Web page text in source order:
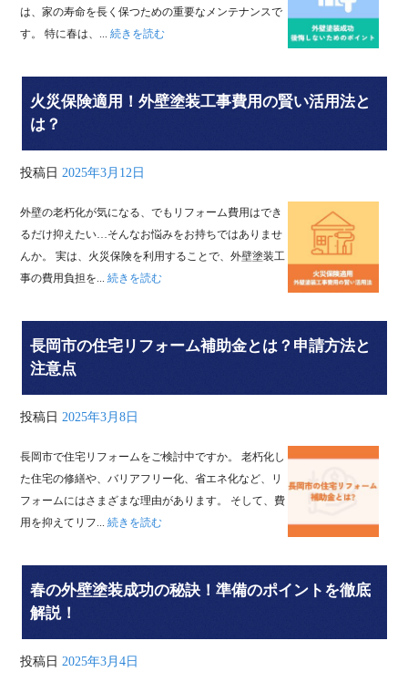
は、家の寿命を長く保つための重要なメンテナンスで
す。 特に春は、...続きを読む
火災保険適用！外壁塗装工事費用の賢い活用法と
は？
投稿日 2025年3月12日
外壁の老朽化が気になる、でもリフォーム費用はでき
るだけ抑えたい…そんなお悩みをお持ちではありませ
んか。 実は、火災保険を利用することで、外壁塗装工
事の費用負担を...続きを読む
長岡市の住宅リフォーム補助金とは？申請方法と
注意点
投稿日 2025年3月8日
長岡市で住宅リフォームをご検討中ですか。 老朽化し
た住宅の修繕や、バリアフリー化、省エネ化など、リ
フォームにはさまざまな理由があります。 そして、費
用を抑えてリフ...続きを読む
春の外壁塗装成功の秘訣！準備のポイントを徹底
解説！
投稿日 2025年3月4日